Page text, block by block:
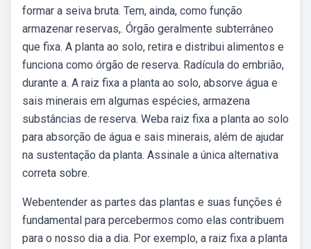
formar a seiva bruta. Tem, ainda, como função
armazenar reservas,. Órgão geralmente subterrâneo
que fixa. A planta ao solo, retira e distribui alimentos e
funciona como órgão de reserva. Radícula do embrião,
durante a. A raiz fixa a planta ao solo, absorve água e
sais minerais em algumas espécies, armazena
substâncias de reserva. Weba raiz fixa a planta ao solo
para absorção de água e sais minerais, além de ajudar
na sustentação da planta. Assinale a única alternativa
correta sobre.
Webentender as partes das plantas e suas funções é
fundamental para percebermos como elas contribuem
para o nosso dia a dia. Por exemplo, a raiz fixa a planta